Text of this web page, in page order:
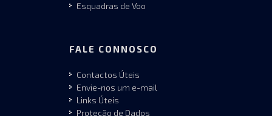
Esquadras de Voo
FALE CONNOSCO
Contactos Úteis
Envie-nos um e-mail
Links Úteis
Proteção de Dados